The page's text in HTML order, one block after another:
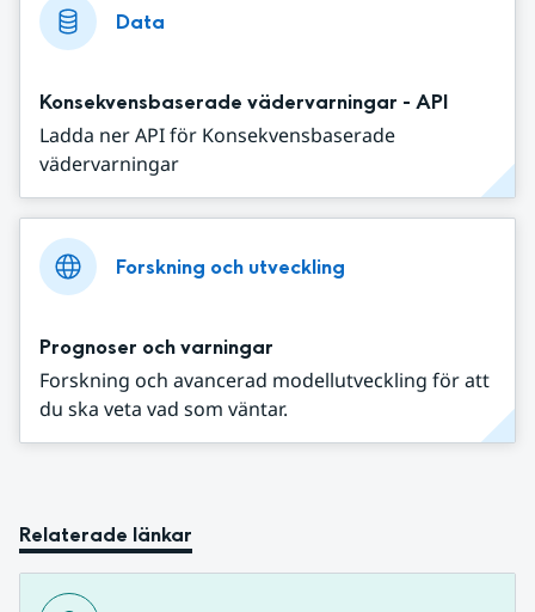
Data
Konsekvensbaserade vädervarningar - API
Ladda ner API för Konsekvensbaserade
vädervarningar
Forskning och utveckling
Prognoser och varningar
Forskning och avancerad modellutveckling för att
du ska veta vad som väntar.
Relaterade länkar